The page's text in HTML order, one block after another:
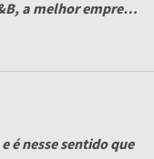
a melhor empresa
é nesse sentido que